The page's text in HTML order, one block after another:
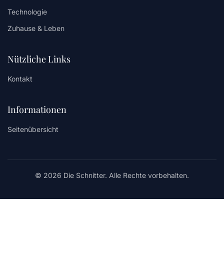
Technologie
Zuhause & Leben
Nützliche Links
Kontakt
Informationen
Seitenübersicht
© 2026 Die Schnitter. Alle Rechte vorbehalten.